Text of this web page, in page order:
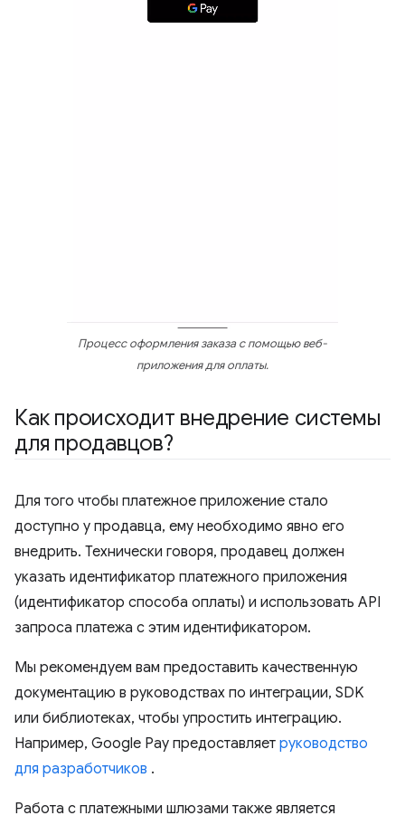
Процесс оформления заказа с помощью веб-
приложения для оплаты.
Как происходит внедрение системы
для продавцов?
Для того чтобы платежное приложение стало
доступно у продавца, ему необходимо явно его
внедрить. Технически говоря, продавец должен
указать идентификатор платежного приложения
(идентификатор способа оплаты) и использовать API
запроса платежа с этим идентификатором.
Мы рекомендуем вам предоставить качественную
документацию в руководствах по интеграции, SDK
или библиотеках, чтобы упростить интеграцию.
Например, Google Pay предоставляет руководство
для разработчиков .
Работа с платежными шлюзами также является